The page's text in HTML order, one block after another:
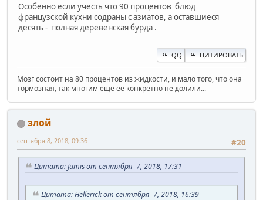
Особенно если учесть что 90 процентов блюд
французской кухни содраны с азиатов, а оставшиеся
десять - полная деревенская бурда .
QQ ЦИТИРОВАТЬ
Мозг состоит на 80 процентов из жидкости, и мало того, что она
тормозная, так многим еще ее конкретно не долили...
злой
#20
сентября 8, 2018, 09:36
Цитата: Jumis от сентября 7, 2018, 17:31
Цитата: Hellerick от сентября 7, 2018, 16:39